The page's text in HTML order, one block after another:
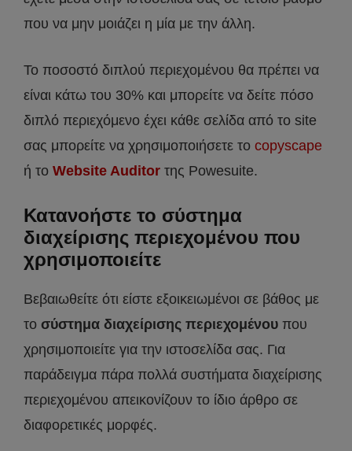
που να μην μοιάζει η μία με την άλλη.
Το ποσοστό διπλού περιεχομένου θα πρέπει να
είναι κάτω του 30% και μπορείτε να δείτε πόσο
διπλό περιεχόμενο έχει κάθε σελίδα από το site
σας μπορείτε να χρησιμοποιήσετε το copyscape
ή το Website Auditor της Powesuite.
Κατανοήστε το σύστημα
διαχείρισης περιεχομένου που
χρησιμοποιείτε
Βεβαιωθείτε ότι είστε εξοικειωμένοι σε βάθος με
το σύστημα διαχείρισης περιεχομένου που
χρησιμοποιείτε για την ιστοσελίδα σας. Για
παράδειγμα πάρα πολλά συστήματα διαχείρισης
περιεχομένου απεικονίζουν το ίδιο άρθρο σε
διαφορετικές μορφές.